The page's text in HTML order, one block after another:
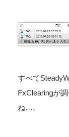
すべて
FxClearingが
ね…。